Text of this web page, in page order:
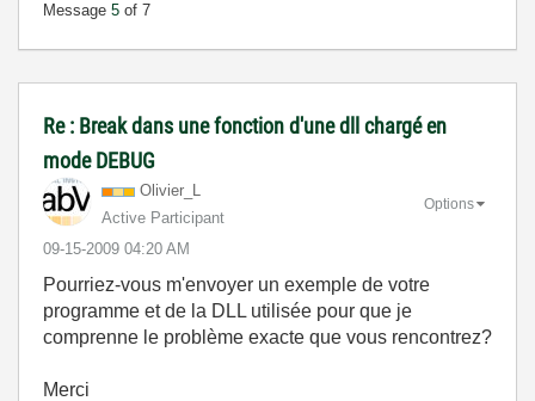
Message 5 of 7
Re : Break dans une fonction d'une dll chargé en
mode DEBUG
Olivier_L
Active Participant
‎09-15-2009 04:20 AM
Options
Pourriez-vous m'envoyer un exemple de votre
programme et de la DLL utilisée pour que je
comprenne le problème exacte que vous rencontrez?
Merci